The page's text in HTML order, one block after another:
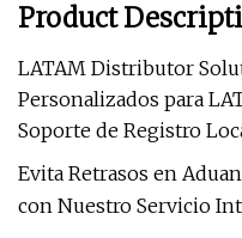
Product
LATAM Distributor
Personalizados para
Soporte de Registro
Evita Retrasos en
con Nuestro Servicio